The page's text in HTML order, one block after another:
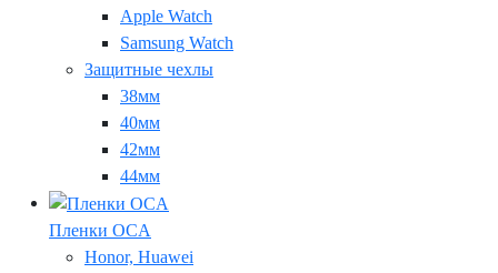
Apple Watch
Samsung Watch
Защитные чехлы
38мм
40мм
42мм
44мм
Пленки OCA
Honor, Huawei